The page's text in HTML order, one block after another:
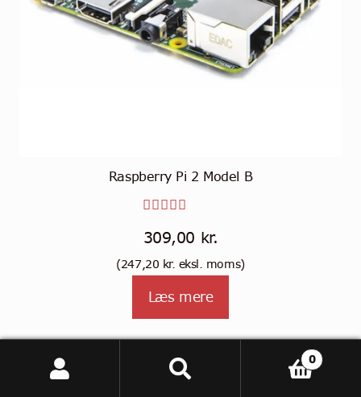
Raspberry Pi 2 Model B
5.00ud
af 5
309,00 kr.
(247,20 kr. eksl. moms)
Læs mere
Kategorier 0